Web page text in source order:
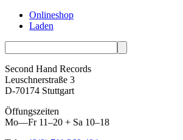
Onlineshop
Laden
Second Hand Records
Leuschnerstraße 3
D-70174 Stuttgart
Öffungszeiten
Mo—Fr 11–20 + Sa 10–18